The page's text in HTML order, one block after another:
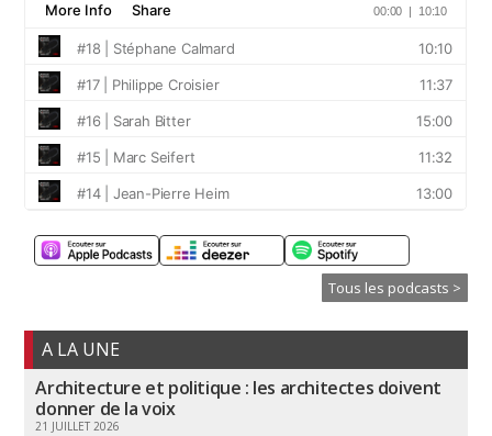
Tous les podcasts >
A LA UNE
Architecture et politique : les architectes doivent
donner de la voix
21 JUILLET 2026